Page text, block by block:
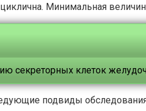
Минимальная
секреторных клеток
подвиды